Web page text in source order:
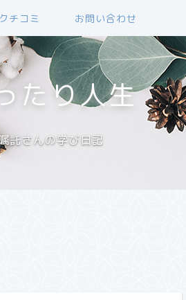
クチコミ お問い合わせ
たり人生
託さんの学び日記